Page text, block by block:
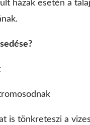
házak esetén a
is tönkreteszi a